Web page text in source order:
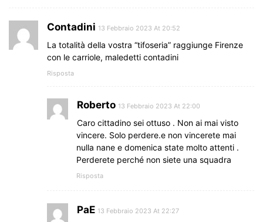
Contadini 13 Febbraio 2023 At 20:52
La totalità della vostra “tifoseria” raggiunge Firenze
con le carriole, maledetti contadini
Risposta
Roberto 13 Febbraio 2023 At 22:00
Caro cittadino sei ottuso . Non ai mai visto
vincere. Solo perdere.e non vincerete mai
nulla nane e domenica state molto attenti .
Perderete perché non siete una squadra
Risposta
PaE 13 Febbraio 2023 At 22:27